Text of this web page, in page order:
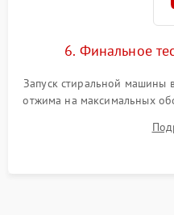
6. Финальное
Запуск стиральной машины
отжима на максимальных
корректности слива,
посторонних стуков